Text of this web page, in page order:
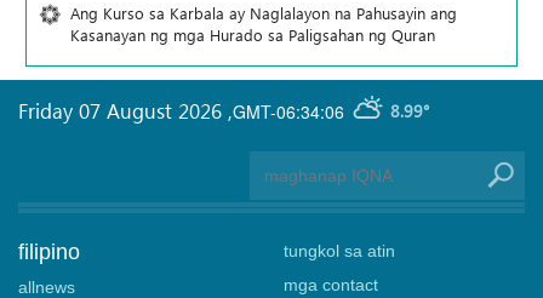
Ang Kurso sa Karbala ay Naglalayon na Pahusayin ang
Kasanayan ng mga Hurado sa Paligsahan ng Quran
GMT-06:34:06 8.99°
Friday 07 August 2026 ,
filipino
allnews
tungkol sa atin
mga contact